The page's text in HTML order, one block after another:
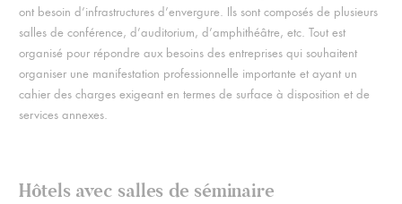
ont besoin d’infrastructures d’envergure. Ils sont composés de plusieurs
salles de conférence, d’auditorium, d’amphithéâtre, etc. Tout est
organisé pour répondre aux besoins des entreprises qui souhaitent
organiser une manifestation professionnelle importante et ayant un
cahier des charges exigeant en termes de surface à disposition et de
services annexes.
Hôtels avec salles de séminaire